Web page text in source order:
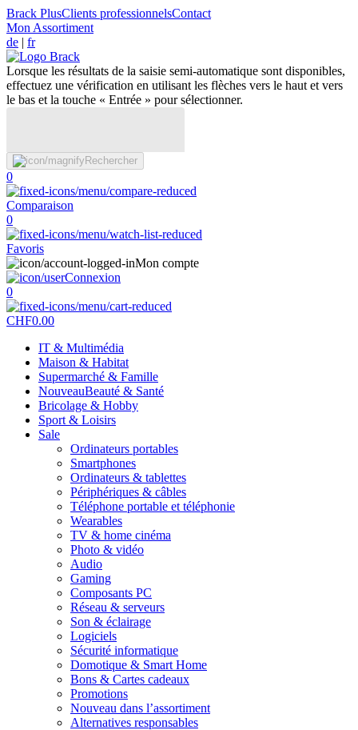
Brack PlusClients professionnelsContact
Mon Assortiment
de | fr
Lorsque les résultats de la saisie semi-automatique sont disponibles,
effectuez une vérification en utilisant les flèches vers le haut et vers
le bas et la touche « Entrée » pour sélectionner.
Rechercher
0
Comparaison
0
Favoris
Mon compte
Connexion
0
CHF0.00
IT & Multimédia
Maison & Habitat
Supermarché & Famille
NouveauBeauté & Santé
Bricolage & Hobby
Sport & Loisirs
Sale
Ordinateurs portables
Smartphones
Ordinateurs & tablettes
Périphériques & câbles
Téléphone portable et téléphonie
Wearables
TV & home cinéma
Photo & vidéo
Audio
Gaming
Composants PC
Réseau & serveurs
Son & éclairage
Logiciels
Sécurité informatique
Domotique & Smart Home
Bons & Cartes cadeaux
Promotions
Nouveau dans l’assortiment
Alternatives responsables